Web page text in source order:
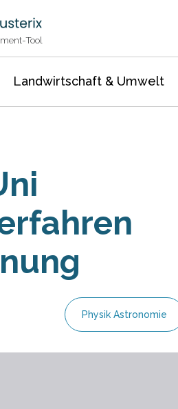
Tool
Landwirtschaft & Umwelt
Physik Astronomie